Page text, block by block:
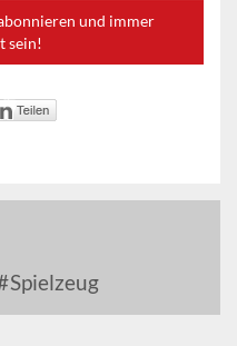
und immer
sein!
Spielzeug